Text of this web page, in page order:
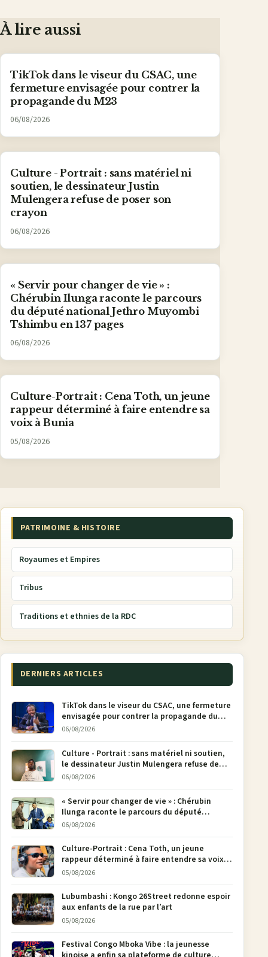
À lire aussi
TikTok dans le viseur du CSAC, une
fermeture envisagée pour contrer la
propagande du M23
06/08/2026
Culture - Portrait : sans matériel ni
soutien, le dessinateur Justin
Mulengera refuse de poser son
crayon
06/08/2026
« Servir pour changer de vie » :
Chérubin Ilunga raconte le parcours
du député national Jethro Muyombi
Tshimbu en 137 pages
06/08/2026
Culture-Portrait : Cena Toth, un jeune
rappeur déterminé à faire entendre sa
voix à Bunia
05/08/2026
PATRIMOINE & HISTOIRE
Royaumes et Empires
Tribus
Traditions et ethnies de la RDC
DERNIERS ARTICLES
TikTok dans le viseur du CSAC, une fermeture
envisagée pour contrer la propagande du
M23
06/08/2026
Culture - Portrait : sans matériel ni soutien,
le dessinateur Justin Mulengera refuse de
poser son crayon
06/08/2026
« Servir pour changer de vie » : Chérubin
Ilunga raconte le parcours du député
national Jethro Muyombi Tshimbu en 137
06/08/2026
Culture-Portrait : Cena Toth, un jeune
rappeur déterminé à faire entendre sa voix à
Bunia
05/08/2026
Lubumbashi : Kongo 26Street redonne espoir
aux enfants de la rue par l’art
05/08/2026
Festival Congo Mboka Vibe : la jeunesse